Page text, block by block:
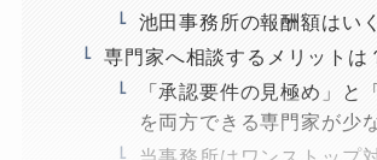
池田事務所の報酬額はい
専門家へ相談するメリットは
「承認要件の見極め」と
を両方できる専門家が少